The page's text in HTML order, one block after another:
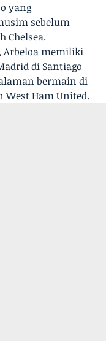
yang
sebelum
Chelsea.
Arbeloa memiliki
di Santiago
bermain di
West Ham United.